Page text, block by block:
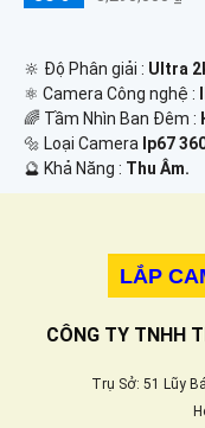
🔆 Độ Phân giải : Ultra
⚛️ Camera Công nghệ :
🌈 Tầm Nhìn Ban Đêm :
🔩 Loại Camera Ip67
️🔮 Khả Năng : Thu Âm.
LẮP
CÔNG TY TNHH
Trụ Sở: 51 Lũy